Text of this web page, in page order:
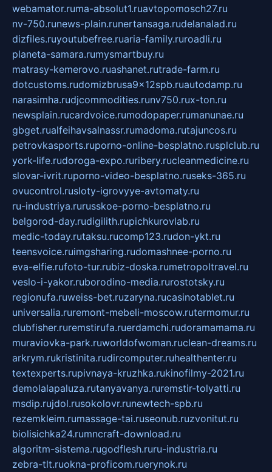
webamator.ruma-absolut1.ruavtopomosch27.ru
nv-750.runews-plain.runertansaga.rudelanalad.ru
dizfiles.ruyoutubefree.ruaria-family.ruroadli.ru
planeta-samara.rumysmartbuy.ru
matrasy-kemerovo.ruashanet.rutrade-farm.ru
dotcustoms.rudomizbrusa9x12spb.ruautodamp.ru
narasimha.rudjcommodities.runv750.rux-ton.ru
newsplain.rucardvoice.rumodopaper.rumanunae.ru
gbget.rualfeihavsalnassr.rumadoma.rutajuncos.ru
petrovkasports.ruporno-online-besplatno.rusplclub.ru
york-life.rudoroga-expo.ruribery.rucleanmedicine.ru
slovar-ivrit.ruporno-video-besplatno.ruseks-365.ru
ovucontrol.rusloty-igrovyye-avtomaty.ru
ru-industriya.rurusskoe-porno-besplatno.ru
belgorod-day.rudigilith.rupichkurovlab.ru
medic-today.rutaksu.rucomp123.rudon-ykt.ru
teensvoice.ruimgsharing.rudomashnee-porno.ru
eva-elfie.rufoto-tur.rubiz-doska.rumetropoltravel.ru
veslo-i-yakor.ruborodino-media.rurostotsky.ru
regionufa.ruweiss-bet.ruzaryna.rucasinotablet.ru
universalia.ruremont-mebeli-moscow.rutermomur.ru
clubfisher.ruremstirufa.ruerdamchi.rudoramamama.ru
muraviovka-park.ruworldofwoman.ruclean-dreams.ru
arkrym.rukristinita.rudircomputer.ruhealthenter.ru
textexperts.rupivnaya-kruzhka.rukinofilmy-2021.ru
demolalapaluza.rutanyavanya.ruremstir-tolyatti.ru
msdip.rujdol.rusokolovr.runewtech-spb.ru
rezemkleim.rumassage-tai.ruseonub.ruzvonitut.ru
biolisichka24.rumncraft-download.ru
algoritm-sistema.rugodflesh.ruru-industria.ru
zebra-tlt.ruokna-proficom.ruerynok.ru